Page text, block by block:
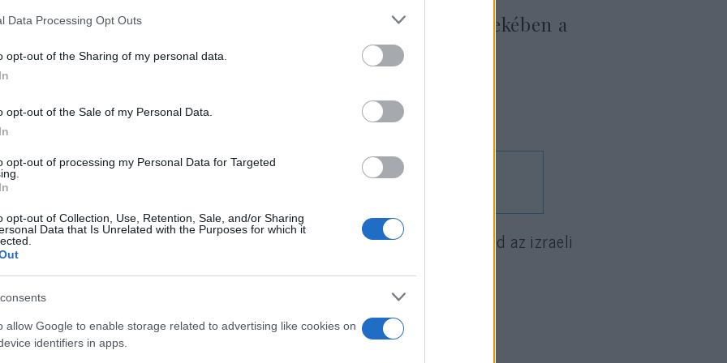
Data Processing Opt Outs
opt-out of the Sharing of my personal data.
opt-out of the Sale of my Personal Data.
opt-out of processing my Personal Data for Targeted
opt-out of Collection, Use, Retention, Sale, and/or Sharing
Data that Is Unrelated with the Purposes for which it
allow Google to enable storage related to advertising like cookies on
identifiers in apps.
és a feszültség mielőbbi csökkentése érdekében a
való visszatérést sürgeti.”
azX-enOrbán Anita a támadás után.
külügyminiszter határozott kiállását rögtön megköszönte mind az izraeli
mind a zsidó állam Budapestre delegált nagykövete.
kedves barátom”